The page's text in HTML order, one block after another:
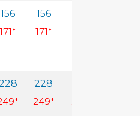
156
171*
156
171*
228
249*
249*